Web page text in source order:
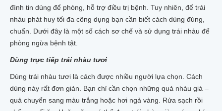
đình tin dùng để phòng, hỗ trợ điều trị bệnh. Tuy nhiên, để trái
nhàu phát huy tối đa công dụng bạn cần biết cách dùng đúng,
chuẩn. Dưới đây là một số cách sơ chế và sử dụng trái nhàu để
phòng ngừa bệnh tật.
Dùng trực tiếp trái nhàu tươi
Dùng trái nhàu tươi là cách được nhiều người lựa chọn. Cách
dùng này rất đơn giản. Bạn chỉ cần chọn những quả nhàu già –
quả chuyển sang màu trắng hoặc hơi ngả vàng. Rửa sạch rồi